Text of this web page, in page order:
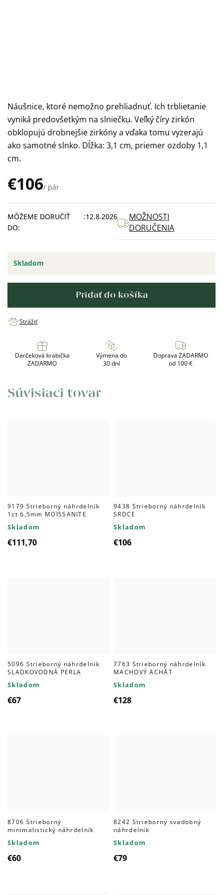
€106/ pár
Jednotková
cena:
Skladom
MÔŽEME DORUČIŤ
DO:
12.8.2026
MOŽNOSTI
DORUČENIA
Pridať do košíka
Náušnice, ktoré nemožno prehliadnuť. Ich trblietanie
vyniká predovšetkým na slniečku. Veľký číry zirkón
obklopujú drobnejšie zirkóny a vďaka tomu vyzerajú
ako samotné slnko. Dĺžka: 3,1 cm, priemer ozdoby 1,1
cm.
Strážiť
Darčeková krabička
ZADARMO
Výmena do
30 dní
Doprava ZADARMO
od 100 €
Súvisiaci tovar
9179 Strieborný náhrdelník
1ct 6,5mm MOISSANITE
Skladom
€111,70
9438 Strieborný náhrdelník
SRDCE
Skladom
€106
5096 Strieborný náhrdelník
SLADKOVODNÁ PERLA
Skladom
€67
7763 Strieborný náhrdelník
MACHOVÝ ACHÁT
Skladom
€128
8706 Strieborný
minimalistický náhrdelník
Skladom
€60
8242 Strieborný svadobný
náhrdelník
Skladom
€79